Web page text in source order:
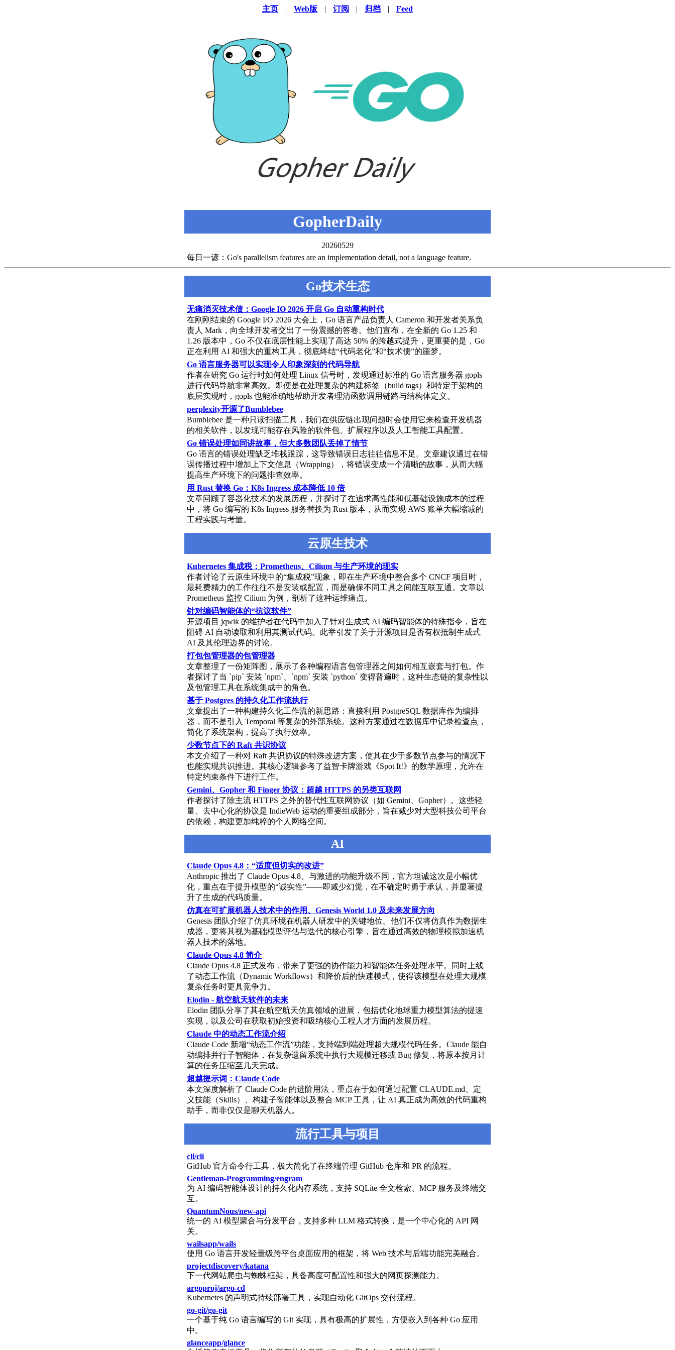
主页 | Web版 | 订阅 | 归档 | Feed
GopherDaily
20260529
每日一谚：Go's parallelism features are an implementation detail, not a language feature.
Go技术生态
无痛消灭技术债：Google IO 2026 开启 Go 自动重构时代
在刚刚结束的 Google I/O 2026 大会上，Go 语言产品负责人 Cameron 和开发者关系负
责人 Mark，向全球开发者交出了一份震撼的答卷。他们宣布，在全新的 Go 1.25 和
1.26 版本中，Go 不仅在底层性能上实现了高达 50% 的跨越式提升，更重要的是，Go
正在利用 AI 和强大的重构工具，彻底终结“代码老化”和“技术债”的噩梦。
Go 语言服务器可以实现令人印象深刻的代码导航
作者在研究 Go 运行时如何处理 Linux 信号时，发现通过标准的 Go 语言服务器 gopls
进行代码导航非常高效。即便是在处理复杂的构建标签（build tags）和特定于架构的
底层实现时，gopls 也能准确地帮助开发者理清函数调用链路与结构体定义。
perplexity开源了Bumblebee
Bumblebee 是一种只读扫描工具，我们在供应链出现问题时会使用它来检查开发机器
的相关软件，以发现可能存在风险的软件包、扩展程序以及人工智能工具配置。
Go 错误处理如同讲故事，但大多数团队丢掉了情节
Go 语言的错误处理缺乏堆栈跟踪，这导致错误日志往往信息不足。文章建议通过在错
误传播过程中增加上下文信息（Wrapping），将错误变成一个清晰的故事，从而大幅
提高生产环境下的问题排查效率。
用 Rust 替换 Go：K8s Ingress 成本降低 10 倍
文章回顾了容器化技术的发展历程，并探讨了在追求高性能和低基础设施成本的过程
中，将 Go 编写的 K8s Ingress 服务替换为 Rust 版本，从而实现 AWS 账单大幅缩减的
工程实践与考量。
云原生技术
Kubernetes 集成税：Prometheus、Cilium 与生产环境的现实
作者讨论了云原生环境中的“集成税”现象，即在生产环境中整合多个 CNCF 项目时，
最耗费精力的工作往往不是安装或配置，而是确保不同工具之间能互联互通。文章以
Prometheus 监控 Cilium 为例，剖析了这种运维痛点。
针对编码智能体的“抗议软件”
开源项目 jqwik 的维护者在代码中加入了针对生成式 AI 编码智能体的特殊指令，旨在
阻碍 AI 自动读取和利用其测试代码。此举引发了关于开源项目是否有权抵制生成式
AI 及其伦理边界的讨论。
打包包管理器的包管理器
文章整理了一份矩阵图，展示了各种编程语言包管理器之间如何相互嵌套与打包。作
者探讨了当 `pip` 安装 `npm`、`npm` 安装 `python` 变得普遍时，这种生态链的复杂性以
及包管理工具在系统集成中的角色。
基于 Postgres 的持久化工作流执行
文章提出了一种构建持久化工作流的新思路：直接利用 PostgreSQL 数据库作为编排
器，而不是引入 Temporal 等复杂的外部系统。这种方案通过在数据库中记录检查点，
简化了系统架构，提高了执行效率。
少数节点下的 Raft 共识协议
本文介绍了一种对 Raft 共识协议的特殊改进方案，使其在少于多数节点参与的情况下
也能实现共识推进。其核心逻辑参考了益智卡牌游戏《Spot It!》的数学原理，允许在
特定约束条件下进行工作。
Gemini、Gopher 和 Finger 协议：超越 HTTPS 的另类互联网
作者探讨了除主流 HTTPS 之外的替代性互联网协议（如 Gemini、Gopher）。这些轻
量、去中心化的协议是 IndieWeb 运动的重要组成部分，旨在减少对大型科技公司平台
的依赖，构建更加纯粹的个人网络空间。
AI
Claude Opus 4.8：“适度但切实的改进”
Anthropic 推出了 Claude Opus 4.8。与激进的功能升级不同，官方坦诚这次是小幅优
化，重点在于提升模型的“诚实性”——即减少幻觉，在不确定时勇于承认，并显著提
升了生成的代码质量。
仿真在可扩展机器人技术中的作用、Genesis World 1.0 及未来发展方向
Genesis 团队介绍了仿真环境在机器人研发中的关键地位。他们不仅将仿真作为数据生
成器，更将其视为基础模型评估与迭代的核心引擎，旨在通过高效的物理模拟加速机
器人技术的落地。
Claude Opus 4.8 简介
Claude Opus 4.8 正式发布，带来了更强的协作能力和智能体任务处理水平。同时上线
了动态工作流（Dynamic Workflows）和降价后的快速模式，使得该模型在处理大规模
复杂任务时更具竞争力。
Elodin - 航空航天软件的未来
Elodin 团队分享了其在航空航天仿真领域的进展，包括优化地球重力模型算法的提速
实现，以及公司在获取初始投资和吸纳核心工程人才方面的发展历程。
Claude 中的动态工作流介绍
Claude Code 新增“动态工作流”功能，支持端到端处理超大规模代码任务。Claude 能自
动编排并行子智能体，在复杂遗留系统中执行大规模迁移或 Bug 修复，将原本按月计
算的任务压缩至几天完成。
超越提示词：Claude Code
本文深度解析了 Claude Code 的进阶用法，重点在于如何通过配置 CLAUDE.md、定
义技能（Skills）、构建子智能体以及整合 MCP 工具，让 AI 真正成为高效的代码重构
助手，而非仅仅是聊天机器人。
流行工具与项目
cli/cli
GitHub 官方命令行工具，极大简化了在终端管理 GitHub 仓库和 PR 的流程。
Gentleman-Programming/engram
为 AI 编码智能体设计的持久化内存系统，支持 SQLite 全文检索、MCP 服务及终端交
互。
QuantumNous/new-api
统一的 AI 模型聚合与分发平台，支持多种 LLM 格式转换，是一个中心化的 API 网
关。
wailsapp/wails
使用 Go 语言开发轻量级跨平台桌面应用的框架，将 Web 技术与后端功能完美融合。
projectdiscovery/katana
下一代网站爬虫与蜘蛛框架，具备高度可配置性和强大的网页探测能力。
argoproj/argo-cd
Kubernetes 的声明式持续部署工具，实现自动化 GitOps 交付流程。
go-git/go-git
一个基于纯 Go 语言编写的 Git 实现，具有极高的扩展性，方便嵌入到各种 Go 应用
中。
glanceapp/glance